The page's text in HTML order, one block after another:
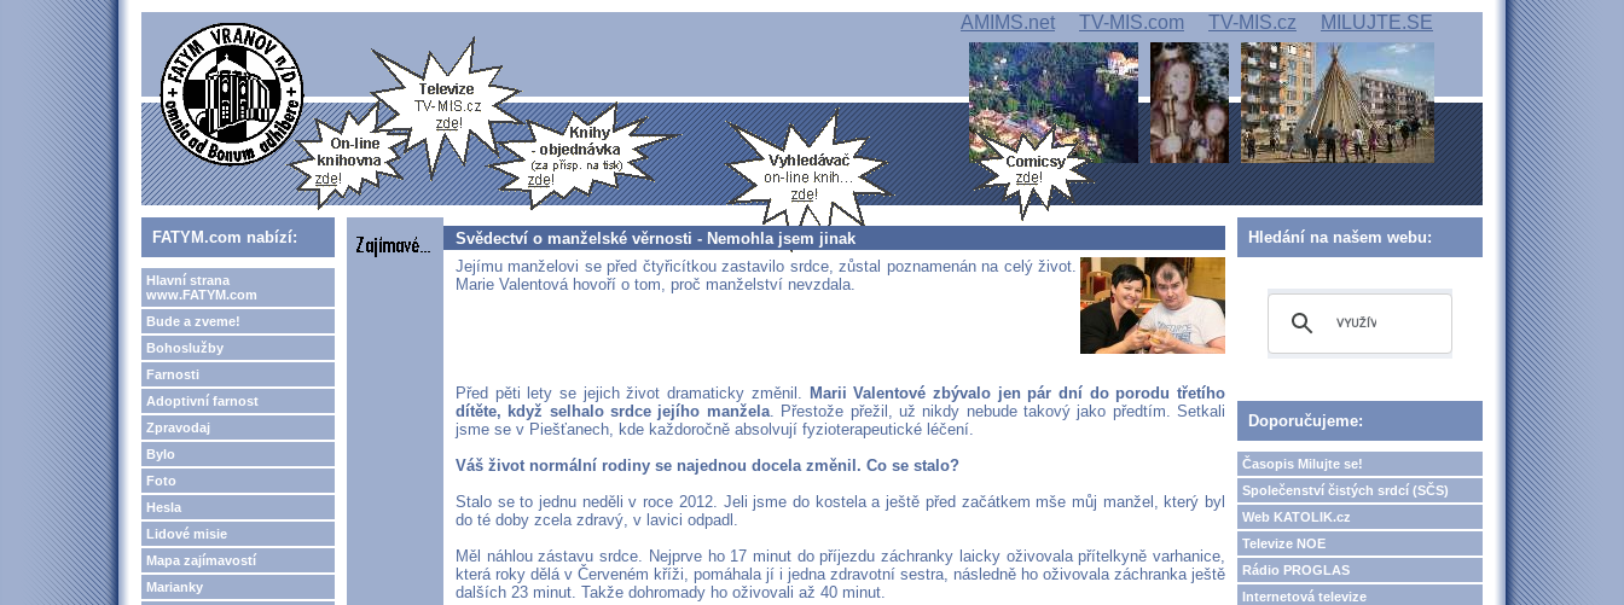
AMIMS.net TV-MIS.com TV-MIS.cz MILUJTE.SE
FATYM.com nabízí:
Hlavní strana
www.FATYM.com
Bude a zveme!
Bohoslužby
Farnosti
Adoptivní farnost
Zpravodaj
Bylo
Foto
Hesla
Lidové misie
Mapa zajímavostí
Marianky
Svědectví o manželské věrnosti - Nemohla jsem jinak
Jejímu manželovi se před čtyřicítkou zastavilo srdce, zůstal poznamenán na celý život.
Marie Valentová hovoří o tom, proč manželství nevzdala.
Před pěti lety se jejich život dramaticky změnil. Marii Valentové zbývalo jen pár dní do porodu třetího
dítěte, když selhalo srdce jejího manžela. Přestože přežil, už nikdy nebude takový jako předtím. Setkali
jsme se v Piešťanech, kde každoročně absolvují fyzioterapeutické léčení.
Váš život normální rodiny se najednou docela změnil. Co se stalo?
Stalo se to jednu neděli v roce 2012. Jeli jsme do kostela a ještě před začátkem mše můj manžel, který byl
do té doby zcela zdravý, v lavici odpadl.
Měl náhlou zástavu srdce. Nejprve ho 17 minut do příjezdu záchranky laicky oživovala přítelkyně varhanice,
která roky dělá v Červeném kříži, pomáhala jí i jedna zdravotní sestra, následně ho oživovala záchranka ještě
dalších 23 minut. Takže dohromady ho oživovali až 40 minut.
Hledání na našem webu:
Doporučujeme:
Časopis Milujte se!
Společenství čistých srdcí (SČS)
Web KATOLIK.cz
Televize NOE
Rádio PROGLAS
Internetová televize